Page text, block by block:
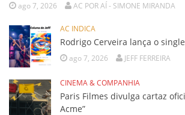
ago 7, 2026 AC POR AÍ - SIMONE MIRANDA
AC INDICA
Rodrigo Cerveira lança o
ago 7, 2026 JEFF FERREIRA
CINEMA & COMPANHIA
Paris Filmes divulga cartaz
Acme”